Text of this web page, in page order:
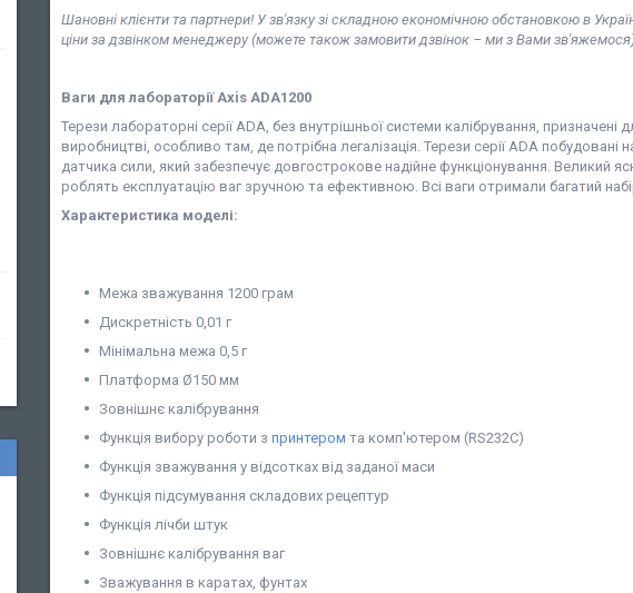
Шановні клієнти та партнери! У зв'язку зі складною економічною обстановкою в
ціни за дзвінком менеджеру (можете також замовити дзвінок – ми з Вами
Ваги для лабораторії Axis ADA1200
Терези лабораторні серії ADA, без внутрішньої системи калібрування,
виробництві, особливо там, де потрібна легалізація. Терези серії ADA
датчика сили, який забезпечує довгострокове надійне функціонування. Великий
роблять експлуатацію ваг зручною та ефективною. Всі ваги отримали багатий
Характеристика моделі:
Межа зважування 1200 грам
Дискретність 0,01 г
Мінімальна межа 0,5 г
Платформа Ø150 мм
Зовнішнє калібрування
Функція вибору роботи з принтером та комп'ютером (RS232C)
Функція зважування у відсотках від заданої маси
Функція підсумування складових рецептур
Функція лічби штук
Зовнішнє калібрування ваг
Зважування в каратах, фунтах